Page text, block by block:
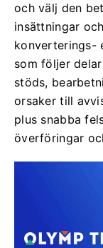
och välj den
insättningar
konverterings-
som följer
stöds,
orsaker till
plus snabba
överföringar